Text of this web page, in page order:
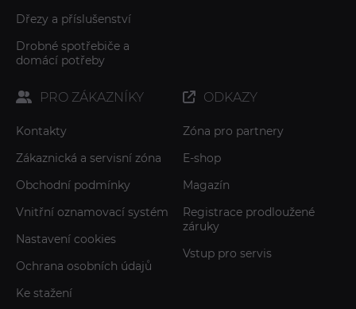
Dřezy a příslušenství
Drobné spotřebiče a
domácí potřeby
PRO ZÁKAZNÍKY
Kontakty
Zákaznická a servisní zóna
Obchodní podmínky
Vnitřní oznamovací systém
Nastavení cookies
Ochrana osobních údajů
Ke stažení
ODKAZY
Zóna pro partnery
E-shop
Magazín
Registrace prodloužené
záruky
Vstup pro servis